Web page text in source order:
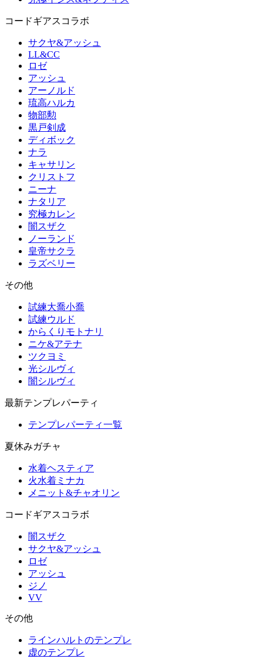
コードギアスコラボ
サクヤ&アッシュ
LL&CC
ロゼ
アッシュ
アーノルド
琉高ハルカ
物部勲
黒戸剣成
ディボック
ナラ
キャサリン
クリストフ
ニーナ
ナタリア
究極カレン
闇スザク
ノーランド
皇帝サクラ
ラズベリー
その他
試練大喬小喬
試練ウルド
からくりモトナリ
ニケ&アテナ
ツクヨミ
光シルヴィ
闇シルヴィ
最新テンプレパーティ
テンプレパーティ一覧
夏休みガチャ
水着ヘスティア
火水着ミナカ
メニット&チャオリン
コードギアスコラボ
闇スザク
サクヤ&アッシュ
ロゼ
アッシュ
ジノ
VV
その他
ラインハルトのテンプレ
虚のテンプレ